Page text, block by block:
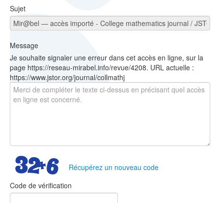
Sujet
Message
Je souhaite signaler une erreur dans cet accès en ligne, sur la
page https://reseau-mirabel.info/revue/4208. URL actuelle :
https://www.jstor.org/journal/collmathj
Récupérez un nouveau code
Code de vérification